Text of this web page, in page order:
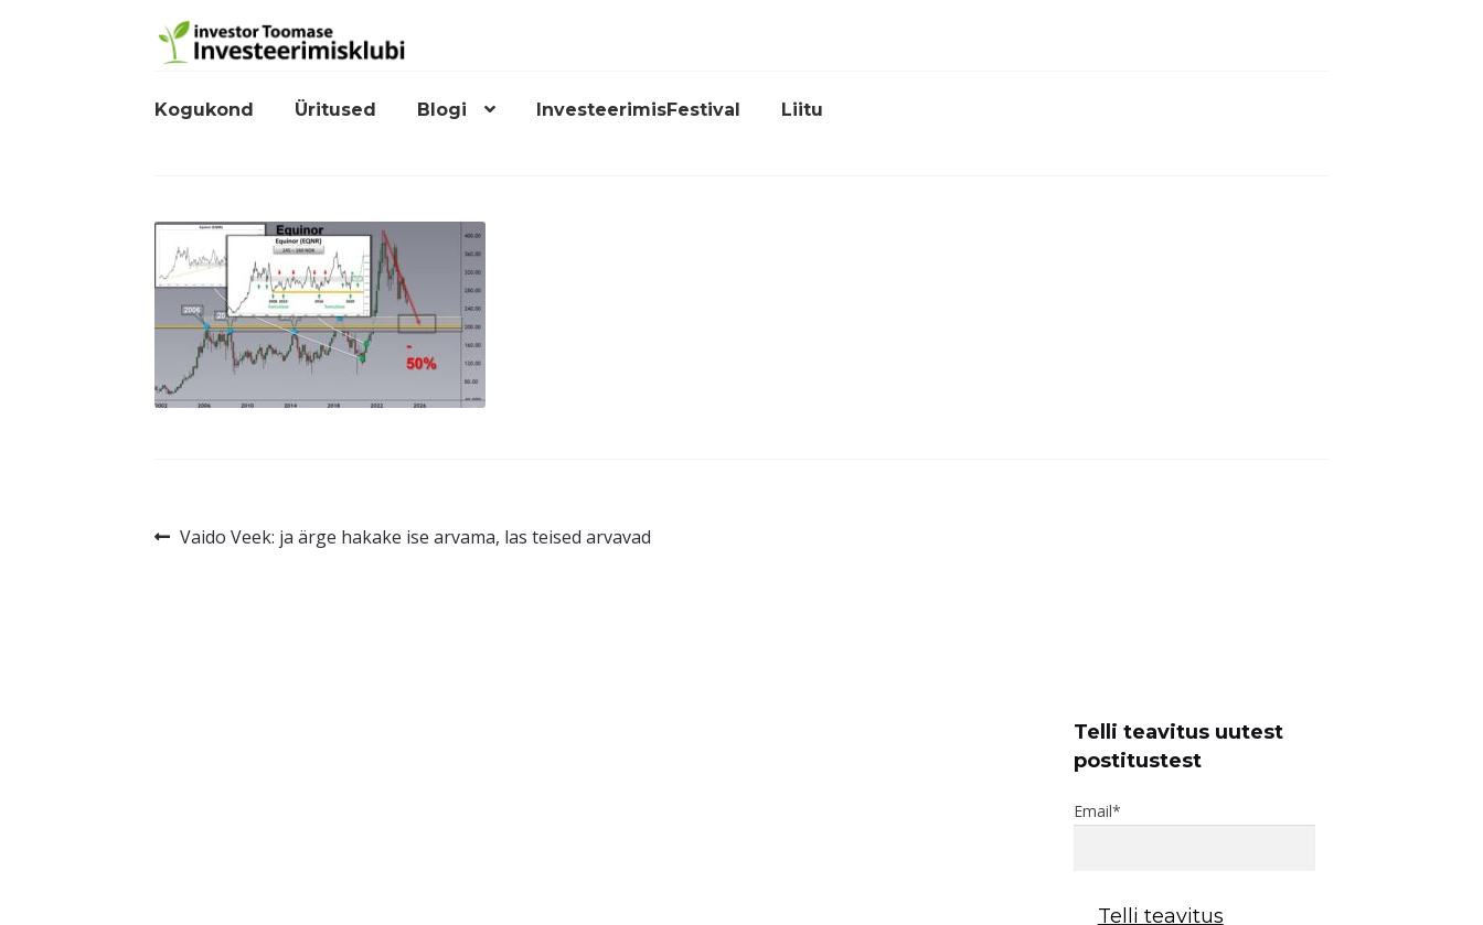
Kogukond Üritused Blogi InvesteerimisFestival Liitu
Navigeerimine
Eelmine
Vaido Veek: ja ärge hakake ise arvama, las teised arvavad
Telli teavitus uutest
postitustest
Email*